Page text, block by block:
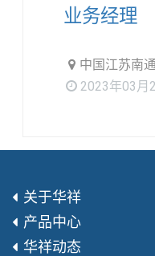
业务经理
中国江苏南
2023年03月
关于华祥
产品中心
华祥动态